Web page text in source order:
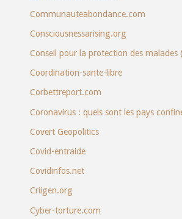
Communauteabondance.com
Consciousnessarising.org
Conseil pour la protection des malades
Coordination-sante-libre
Corbettreport.com
Coronavirus : quels sont les pays
Covert Geopolitics
Covid-entraide
Covidinfos.net
Criigen.org
Cyber-torture.com